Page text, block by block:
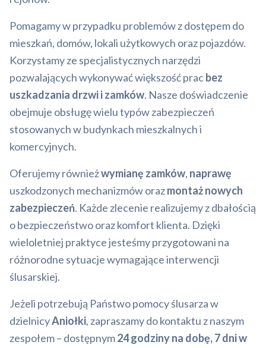
Pomagamy w przypadku problemów z dostępem do
mieszkań, domów, lokali użytkowych oraz pojazdów.
Korzystamy ze specjalistycznych narzędzi
pozwalających wykonywać większość pracbez
uszkadzania drzwi i zamków. Nasze doświadczenie
obejmuje obsługę wielu typów zabezpieczeń
stosowanych w budynkach mieszkalnych i
komercyjnych.
Oferujemy równieżwymianę zamków, naprawę
uszkodzonych mechanizmów orazmontaż nowych
zabezpieczeń. Każde zlecenie realizujemy z dbałością
o bezpieczeństwo oraz komfort klienta. Dzięki
wieloletniej praktyce jesteśmy przygotowani na
różnorodne sytuacje wymagające interwencji
ślusarskiej.
Jeżeli potrzebują Państwo pomocy ślusarza w
dzielnicyAniołki, zapraszamy do kontaktu z naszym
zespołem – dostępnym24 godziny na dobę, 7 dni w